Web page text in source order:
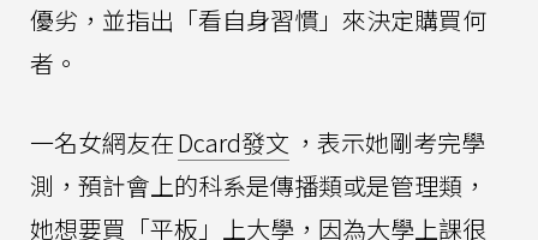
優劣，並指出「看自身習慣」來決定購買何
者。
一名女網友在Dcard發文 ，表示她剛考完學
測，預計會上的科系是傳播類或是管理類，
她想要買「平板」上大學，因為大學上課很